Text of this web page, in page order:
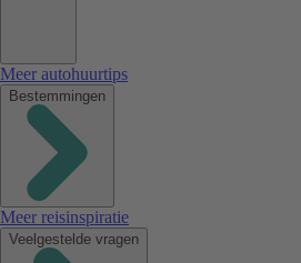
Meer autohuurtips
Bestemmingen
Meer reisinspiratie
Veelgestelde vragen